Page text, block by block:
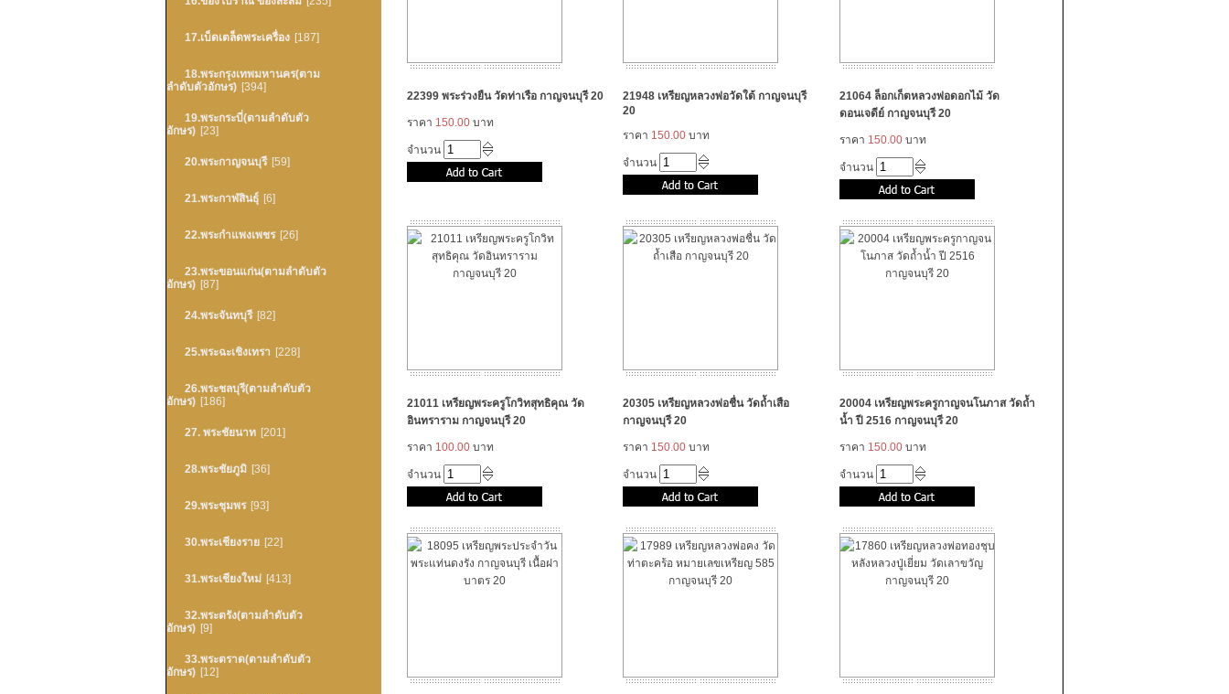
17.เบ็ดเตล็ดพระเครื่อง [187]
18.พระกรุงเทพมหานคร(ตาม
ลำดับตัวอักษร) [394]
19.พระกระบี่(ตามลำดับตัว
อักษร) [23]
20.พระกาญจนบุรี [59]
21.พระกาฬสินธุ์ [6]
22.พระกำแพงเพชร [26]
23.พระขอนแก่น(ตามลำดับตัว
อักษร) [87]
24.พระจันทบุรี [82]
25.พระฉะเชิงเทรา [228]
26.พระชลบุรี(ตามลำดับตัว
อักษร) [186]
27. พระชัยนาท [201]
28.พระชัยภูมิ [36]
29.พระชุมพร [93]
30.พระเชียงราย [22]
31.พระเชียงใหม่ [413]
32.พระตรัง(ตามลำดับตัว
อักษร) [9]
33.พระตราด(ตามลำดับตัว
อักษร) [12]
22399 พระร่วงยืน วัดท่าเรือ กาญจนบุรี 20
ราคา 150.00 บาท
จำนวน
21948 เหรียญหลวงพ่อวัดใต้ กาญจนบุรี
20
ราคา 150.00 บาท
จำนวน
21064 ล็อกเก็ตหลวงพ่อดอกไม้ วัด
ดอนเจดีย์ กาญจนบุรี 20
ราคา 150.00 บาท
จำนวน
21011 เหรียญพระครูโกวิทสุทธิคุณ วัด
อินทราราม กาญจนบุรี 20
ราคา 100.00 บาท
จำนวน
20305 เหรียญหลวงพ่อชื่น วัดถ้ำเสือ
กาญจนบุรี 20
ราคา 150.00 บาท
จำนวน
20004 เหรียญพระครูกาญจนโนภาส วัดถ้ำ
น้ำ ปี 2516 กาญจนบุรี 20
ราคา 150.00 บาท
จำนวน